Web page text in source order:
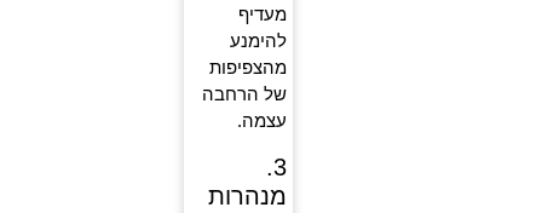
מעדיף
להימנע
מהצפיפות
של הרחבה
עצמה.
3.
מנהרות